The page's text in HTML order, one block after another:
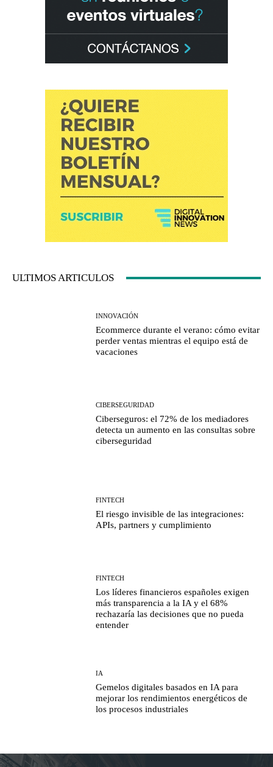
ULTIMOS ARTICULOS
INNOVACIÓN
Ecommerce durante el verano: cómo evitar
perder ventas mientras el equipo está de
vacaciones
CIBERSEGURIDAD
Ciberseguros: el 72% de los mediadores
detecta un aumento en las consultas sobre
ciberseguridad
FINTECH
El riesgo invisible de las integraciones:
APIs, partners y cumplimiento
FINTECH
Los líderes financieros españoles exigen
más transparencia a la IA y el 68%
rechazaría las decisiones que no pueda
entender
IA
Gemelos digitales basados en IA para
mejorar los rendimientos energéticos de
los procesos industriales